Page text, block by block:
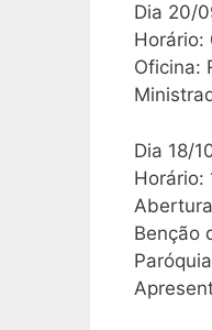
Dia 20/
Horário:
Oficina:
Dia 18/
Horário:
Benção